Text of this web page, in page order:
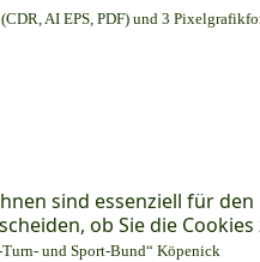
sind essenziell für
ob Sie die
AI EPS, PDF) und 3
und Sport-Bund“ Köpenick